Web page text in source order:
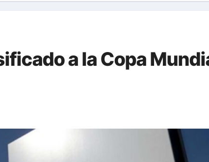
a la Copa